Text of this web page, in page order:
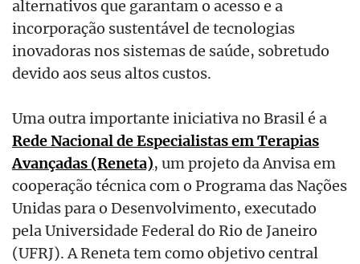
alternativos que garantam o acesso e a
incorporação sustentável de tecnologias
inovadoras nos sistemas de saúde, sobretudo
devido aos seus altos custos.
Uma outra importante iniciativa no Brasil é a
Rede Nacional de Especialistas em Terapias
Avançadas (Reneta), um projeto da Anvisa em
cooperação técnica com o Programa das Nações
Unidas para o Desenvolvimento, executado
pela Universidade Federal do Rio de Janeiro
(UFRJ). A Reneta tem como objetivo central